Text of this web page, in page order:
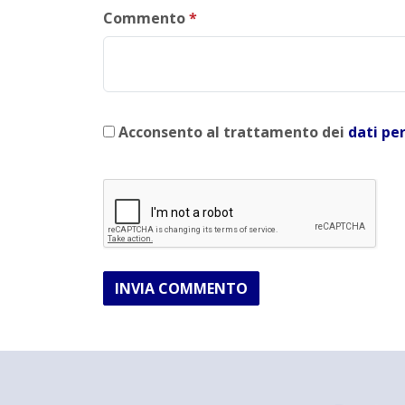
Commento*
Acconsento al trattamento dei dati
INVIA COMMENTO